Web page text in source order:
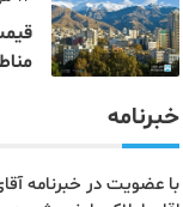
خبرنامه
با عضویت در خبرنامه